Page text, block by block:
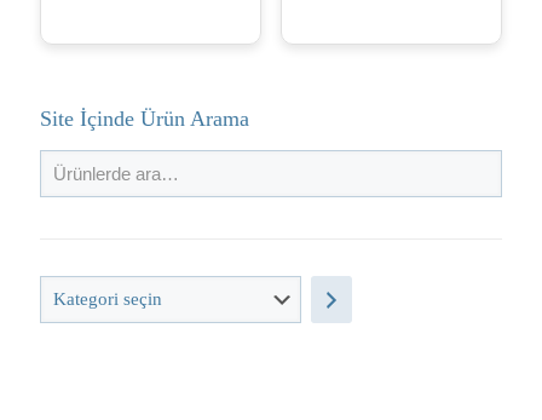
Site İçinde Ürün Arama
Kategori